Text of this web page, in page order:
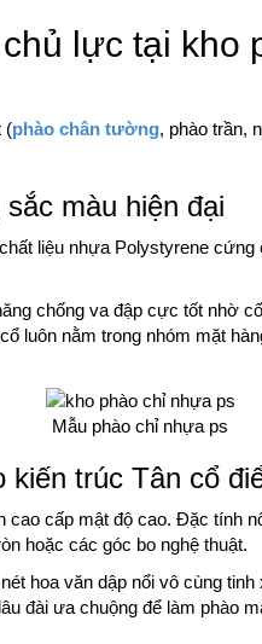
lực tại kho
(phào chân tường, phào trần,
màu hiện đại
liệu nhựa Polystyrene
chống va đập cực tốt nhờ
luôn nằm trong nhóm mặt
Mẫu phào chỉ nhựa ps
trúc Tân cổ
cấp mật độ cao. Đặc tính
hoặc các góc bo nghệ thuật.
hoa văn dập nổi vô cùng tinh
đài ưa chuộng để làm phào